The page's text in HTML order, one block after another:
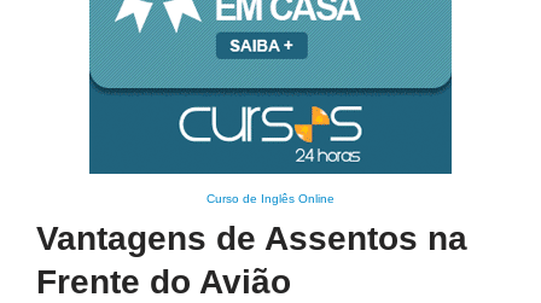
Curso de Inglês Online
Vantagens de Assentos na
Frente do Avião